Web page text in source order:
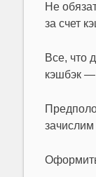
Не
за счет
Все, что
кэшбэк —
зачислим